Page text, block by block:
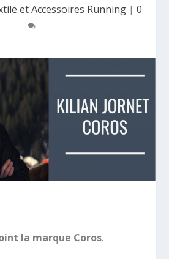
et Accessoires Running | 0
la marque Coros.